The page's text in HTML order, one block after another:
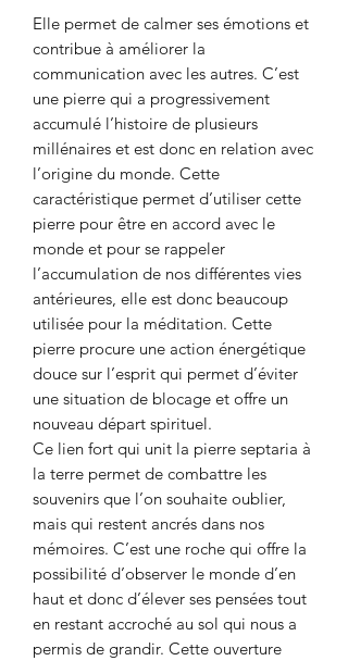
Elle permet de calmer ses émotions et
contribue à améliorer la
communication avec les autres. C’est
une pierre qui a progressivement
accumulé l’histoire de plusieurs
millénaires et est donc en relation avec
l’origine du monde. Cette
caractéristique permet d’utiliser cette
pierre pour être en accord avec le
monde et pour se rappeler
l’accumulation de nos différentes vies
antérieures, elle est donc beaucoup
utilisée pour la méditation. Cette
pierre procure une action énergétique
douce sur l’esprit qui permet d’éviter
une situation de blocage et offre un
nouveau départ spirituel.
Ce lien fort qui unit la pierre septaria à
la terre permet de combattre les
souvenirs que l’on souhaite oublier,
mais qui restent ancrés dans nos
mémoires. C’est une roche qui offre la
possibilité d’observer le monde d’en
haut et donc d’élever ses pensées tout
en restant accroché au sol qui nous a
permis de grandir. Cette ouverture